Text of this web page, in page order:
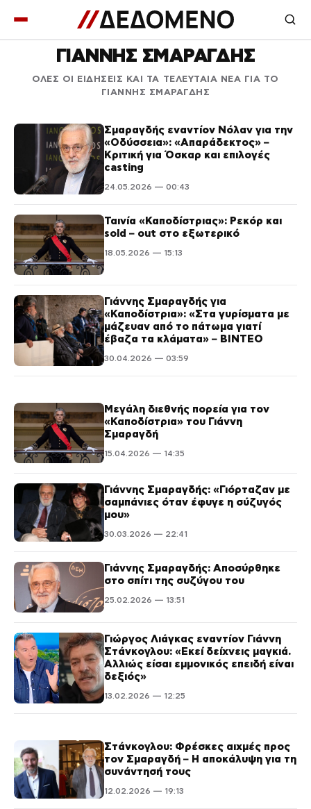
ΓΙΑΝΝΗΣ ΣΜΑΡΑΓΔΗΣ
ΟΛΕΣ ΟΙ ΕΙΔΗΣΕΙΣ ΚΑΙ ΤΑ ΤΕΛΕΥΤΑΙΑ ΝΕΑ ΓΙΑ ΤΟ
ΓΙΑΝΝΗΣ ΣΜΑΡΑΓΔΗΣ
Σμαραγδής εναντίον Νόλαν για την
«Οδύσσεια»: «Απαράδεκτος» –
Κριτική για Όσκαρ και επιλογές
casting
24.05.2026 — 00:43
Ταινία «Καποδίστριας»: Ρεκόρ και
sold – out στο εξωτερικό
18.05.2026 — 15:13
Γιάννης Σμαραγδής για
«Καποδίστρια»: «Στα γυρίσματα με
μάζευαν από το πάτωμα γιατί
έβαζα τα κλάματα» – ΒΙΝΤΕΟ
30.04.2026 — 03:59
Μεγάλη διεθνής πορεία για τον
«Καποδίστρια» του Γιάννη
Σμαραγδή
15.04.2026 — 14:35
Γιάννης Σμαραγδής: «Γιόρταζαν με
σαμπάνιες όταν έφυγε η σύζυγός
μου»
30.03.2026 — 22:41
Γιάννης Σμαραγδής: Αποσύρθηκε
στο σπίτι της συζύγου του
25.02.2026 — 13:51
Γιώργος Λιάγκας εναντίον Γιάννη
Στάνκογλου: «Εκεί δείχνεις μαγκιά.
Αλλιώς είσαι εμμονικός επειδή είναι
δεξιός»
13.02.2026 — 12:25
Στάνκογλου: Φρέσκες αιχμές προς
τον Σμαραγδή – Η αποκάλυψη για τη
συνάντησή τους
12.02.2026 — 19:13